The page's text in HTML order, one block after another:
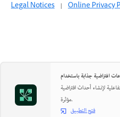
Legal Notices | Online Privacy
لإنشاء أحداث افتراضية
مؤثرة.
فتح التطبيق